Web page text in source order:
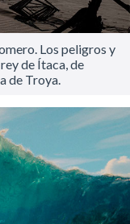
Los peligros y
de Ítaca, de
de Troya.